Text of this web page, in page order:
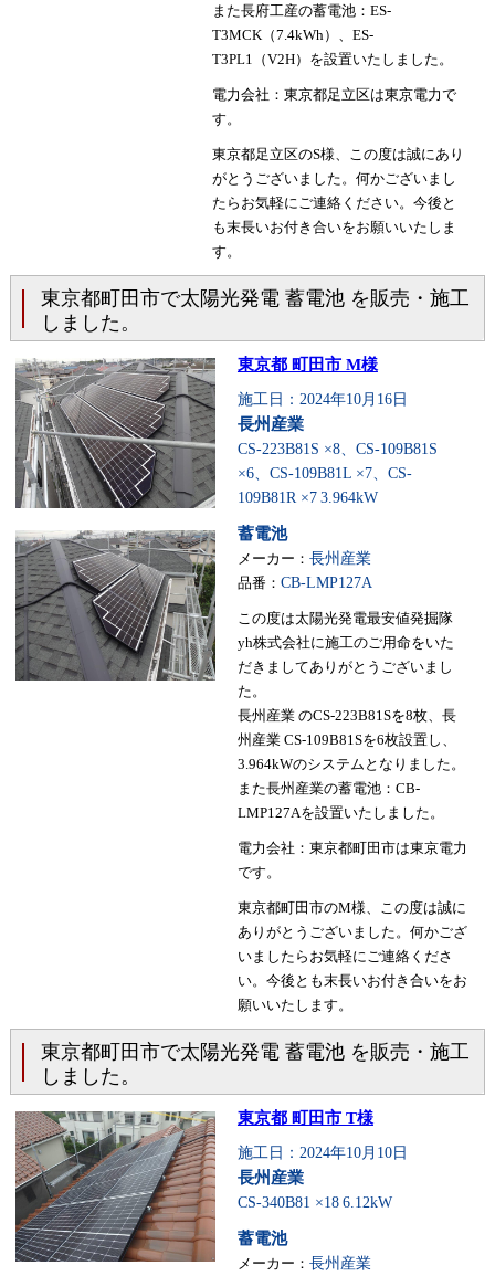
また長府工産の蓄電池：ES-
T3MCK（7.4kWh）、ES-
T3PL1（V2H）を設置いたしました。
電力会社：東京都足立区は東京電力で
す。
東京都足立区のS様、この度は誠にあり
がとうございました。何かございまし
たらお気軽にご連絡ください。今後と
も末長いお付き合いをお願いいたしま
す。
東京都町田市で太陽光発電 蓄電池 を販売・施工
しました。
東京都 町田市 M様
施工日：2024年10月16日
長州産業
CS-223B81S ×8、CS-109B81S
×6、CS-109B81L ×7、CS-
109B81R ×7 3.964kW
蓄電池
メーカー： 長州産業
品番： CB-LMP127A
この度は太陽光発電最安値発掘隊
yh株式会社に施工のご用命をいた
だきましてありがとうございまし
た。
長州産業 のCS-223B81Sを8枚、長
州産業 CS-109B81Sを6枚設置し、
3.964kWのシステムとなりました。
また長州産業の蓄電池：CB-
LMP127Aを設置いたしました。
電力会社：東京都町田市は東京電力
です。
東京都町田市のM様、この度は誠に
ありがとうございました。何かござ
いましたらお気軽にご連絡くださ
い。今後とも末長いお付き合いをお
願いいたします。
東京都町田市で太陽光発電 蓄電池 を販売・施工
しました。
東京都 町田市 T様
施工日：2024年10月10日
長州産業
CS-340B81 ×18 6.12kW
蓄電池
メーカー： 長州産業